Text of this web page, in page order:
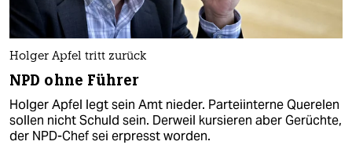
Holger Apfel tritt zurück
NPD ohne Führer
Holger Apfel legt sein Amt nieder. Parteiinterne Querelen
sollen nicht Schuld sein. Derweil kursieren aber Gerüchte,
der NPD-Chef sei erpresst worden.